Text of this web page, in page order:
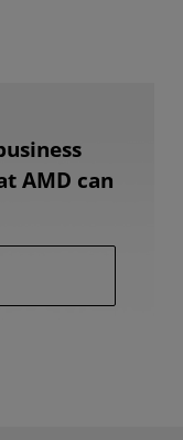
AMD can